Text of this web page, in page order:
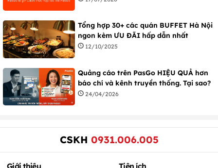
Tổng hợp 30+ các quán BUFFET Hà Nội
ngon kèm ƯU ĐÃI hấp dẫn nhất
12/10/2025
Quảng cáo trên PasGo HIỆU QUẢ hơn
báo chí và kênh truyền thống. Tại sao?
24/04/2026
CSKH 0931.006.005
Giới thiệu Tiện ích